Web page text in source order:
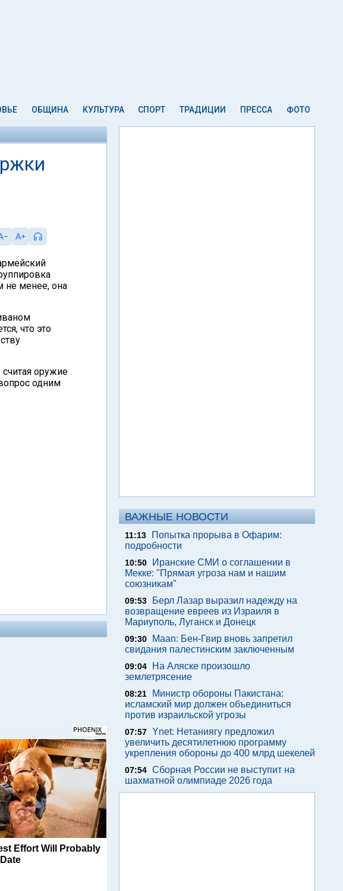
ОБЩИНА КУЛЬТУРА СПОРТ ТРАДИЦИИ ПРЕССА ФОТО
не менее, она
что это
считая оружие
одним
Effort Will Probably
ВАЖНЫЕ НОВОСТИ
11:13
Попытка прорыва в Офарим:
подробности
10:50
Иранские СМИ о соглашении в
Мекке: "Прямая угроза нам и нашим
союзникам"
09:53
Берл Лазар выразил надежду на
возвращение евреев из Израиля в
Мариуполь, Луганск и Донецк
09:30
Maan: Бен-Гвир вновь запретил
свидания палестинским заключенным
09:04
На Аляске произошло
землетрясение
08:21
Министр обороны Пакистана:
исламский мир должен объединиться
против израильской угрозы
07:57 Ynet: Нетаниягу предложил
увеличить десятилетнюю программу
укрепления обороны до 400 млрд шекелей
07:54 Сборная России не выступит на
шахматной олимпиаде 2026 года